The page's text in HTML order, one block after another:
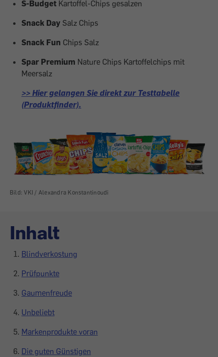
S-Budget Kartoffel-Chips gesalzen
Snack Day Salz Chips
Snack Fun Chips Salz
Spar Premium Nature Chips Kartoffelchips mit
Meersalz
>> Hier gelangen Sie direkt zur Testtabelle
(Produktfinder).
Bild: VKI / Alexandra Konstantinoudi
Inhalt
Blindverkostung
Prüfpunkte
Gaumenfreude
Unbeliebt
Markenprodukte voran
Die guten Günstigen